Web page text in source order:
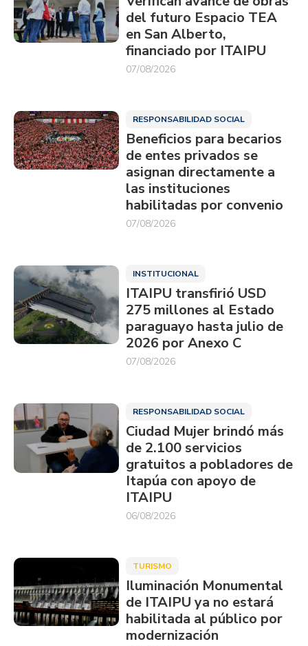
del futuro Espacio TEA
en San Alberto,
financiado por ITAIPU
07/08/2026
RESPONSABILIDAD SOCIAL
Beneficios para becarios
de entes privados se
asignan directamente a
las instituciones
habilitadas por convenio
07/08/2026
INSTITUCIONAL
ITAIPU transfirió USD
275 millones al Estado
paraguayo hasta julio de
2026 por Anexo C
07/08/2026
RESPONSABILIDAD SOCIAL
Ciudad Mujer brindó más
de 2.100 servicios
gratuitos a pobladores de
Itapúa con apoyo de
ITAIPU
06/08/2026
TURISMO
Iluminación Monumental
de ITAIPU ya no estará
habilitada al público por
modernización